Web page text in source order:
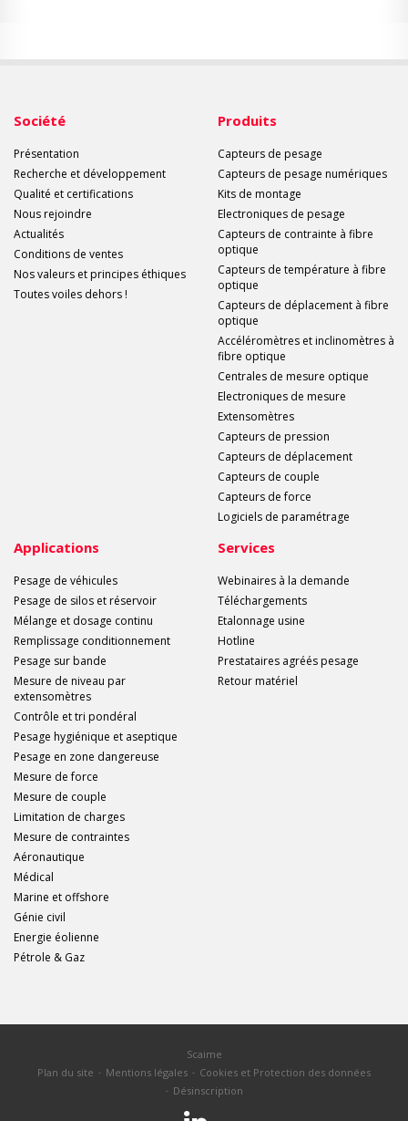
Société
Présentation
Recherche et développement
Qualité et certifications
Nous rejoindre
Actualités
Conditions de ventes
Nos valeurs et principes éthiques
Toutes voiles dehors !
Produits
Capteurs de pesage
Capteurs de pesage numériques
Kits de montage
Electroniques de pesage
Capteurs de contrainte à fibre
optique
Capteurs de température à fibre
optique
Capteurs de déplacement à fibre
optique
Accéléromètres et inclinomètres à
fibre optique
Centrales de mesure optique
Electroniques de mesure
Extensomètres
Capteurs de pression
Capteurs de déplacement
Capteurs de couple
Capteurs de force
Logiciels de paramétrage
Applications
Pesage de véhicules
Pesage de silos et réservoir
Mélange et dosage continu
Remplissage conditionnement
Pesage sur bande
Mesure de niveau par
extensomètres
Contrôle et tri pondéral
Pesage hygiénique et aseptique
Pesage en zone dangereuse
Mesure de force
Mesure de couple
Limitation de charges
Mesure de contraintes
Aéronautique
Médical
Marine et offshore
Génie civil
Energie éolienne
Pétrole & Gaz
Services
Webinaires à la demande
Téléchargements
Etalonnage usine
Hotline
Prestataires agréés pesage
Retour matériel
Scaime
Plan du site
Mentions légales
Cookies et Protection des données
Désinscription